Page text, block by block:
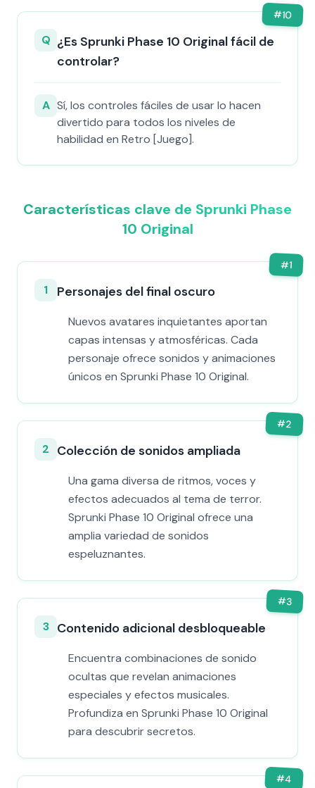
#10
Q ¿Es Sprunki Phase 10 Original fácil de
controlar?
A Sí, los controles fáciles de usar lo hacen
divertido para todos los niveles de
habilidad en Retro [Juego].
Características clave de Sprunki Phase
10 Original
#1
1 Personajes del final oscuro
Nuevos avatares inquietantes aportan
capas intensas y atmosféricas. Cada
personaje ofrece sonidos y animaciones
únicos en Sprunki Phase 10 Original.
#2
2 Colección de sonidos ampliada
Una gama diversa de ritmos, voces y
efectos adecuados al tema de terror.
Sprunki Phase 10 Original ofrece una
amplia variedad de sonidos
espeluznantes.
#3
3 Contenido adicional desbloqueable
Encuentra combinaciones de sonido
ocultas que revelan animaciones
especiales y efectos musicales.
Profundiza en Sprunki Phase 10 Original
para descubrir secretos.
#4